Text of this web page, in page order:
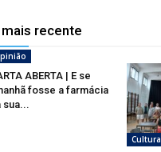
mais recente
ABERTA | E se
fosse a farmácia
sua...
Cultura